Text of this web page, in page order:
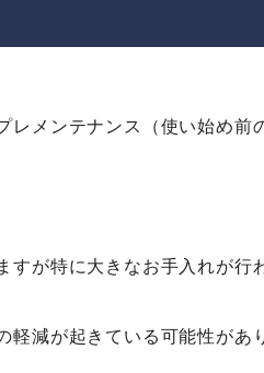
メンテナンス（使い始め前
が特に大きなお手入れが行
減が起きている可能性があ